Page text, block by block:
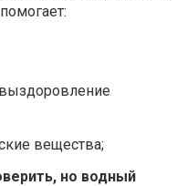
выздоровление
вещества;
но водный